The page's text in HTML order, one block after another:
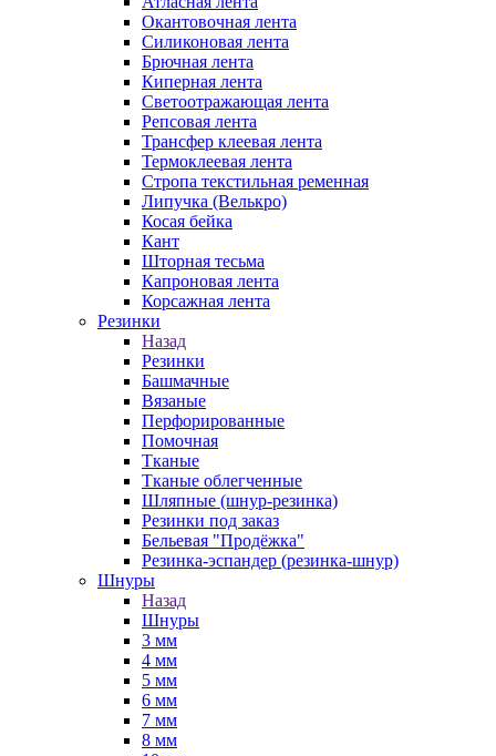
Окантовочная лента
Силиконовая лента
Брючная лента
Киперная лента
Светоотражающая лента
Репсовая лента
Трансфер клеевая лента
Термоклеевая лента
Стропа текстильная ременная
Липучка (Велькро)
Косая бейка
Кант
Шторная тесьма
Капроновая лента
Корсажная лента
Резинки
Назад
Резинки
Башмачные
Вязаные
Перфорированные
Помочная
Тканые
Тканые облегченные
Шляпные (шнур-резинка)
Резинки под заказ
Бельевая "Продёжка"
Резинка-эспандер (резинка-шнур)
Шнуры
Назад
Шнуры
3 мм
4 мм
5 мм
6 мм
7 мм
8 мм